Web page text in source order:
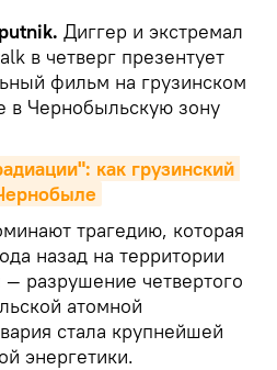
Диггер и экстремал
в четверг презентует
фильм на грузинском
в Чернобыльскую зону
как грузинский
трагедию, которая
назад на территории
разрушение четвертого
атомной
стала крупнейшей
энергетики.